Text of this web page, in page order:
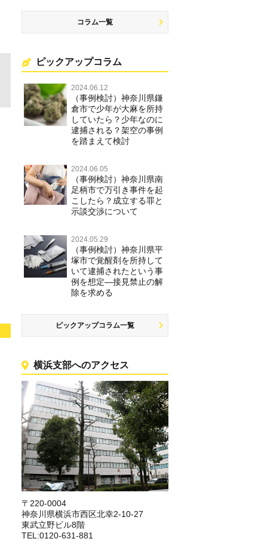
コラム一覧
ピックアップコラム
2024.06.12
（事例検討）神奈川県鎌
倉市で少年が大麻を所持
していたら？少年なのに
逮捕される？架空の事例
を踏まえて検討
2024.06.05
（事例検討）神奈川県南
足柄市で万引き事件を起
こしたら？成立する罪と
示談交渉について
2024.05.29
（事例検討）神奈川県平
塚市で覚醒剤を所持して
いて逮捕されたという事
例を想定―接見禁止の解
除を求める
ピックアップコラム一覧
横浜支部へのアクセス
〒220-0004
神奈川県横浜市西区北幸2-10-27
東武立野ビル8階
TEL:0120-631-881